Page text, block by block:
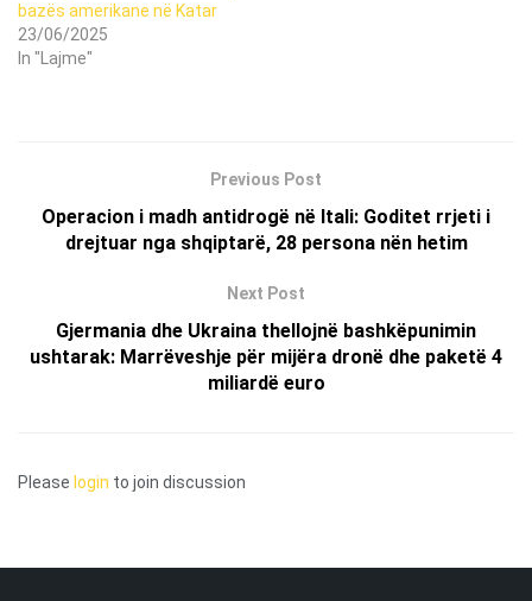
bazës amerikane në Katar
23/06/2025
In "Lajme"
Previous Post
Operacion i madh antidrogë në Itali: Goditet rrjeti i
drejtuar nga shqiptarë, 28 persona nën hetim
Next Post
Gjermania dhe Ukraina thellojnë bashkëpunimin
ushtarak: Marrëveshje për mijëra dronë dhe paketë 4
miliardë euro
Please login to join discussion